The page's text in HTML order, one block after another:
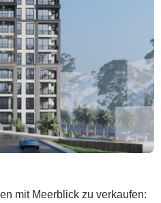
mit Meerblick zu verkaufen: